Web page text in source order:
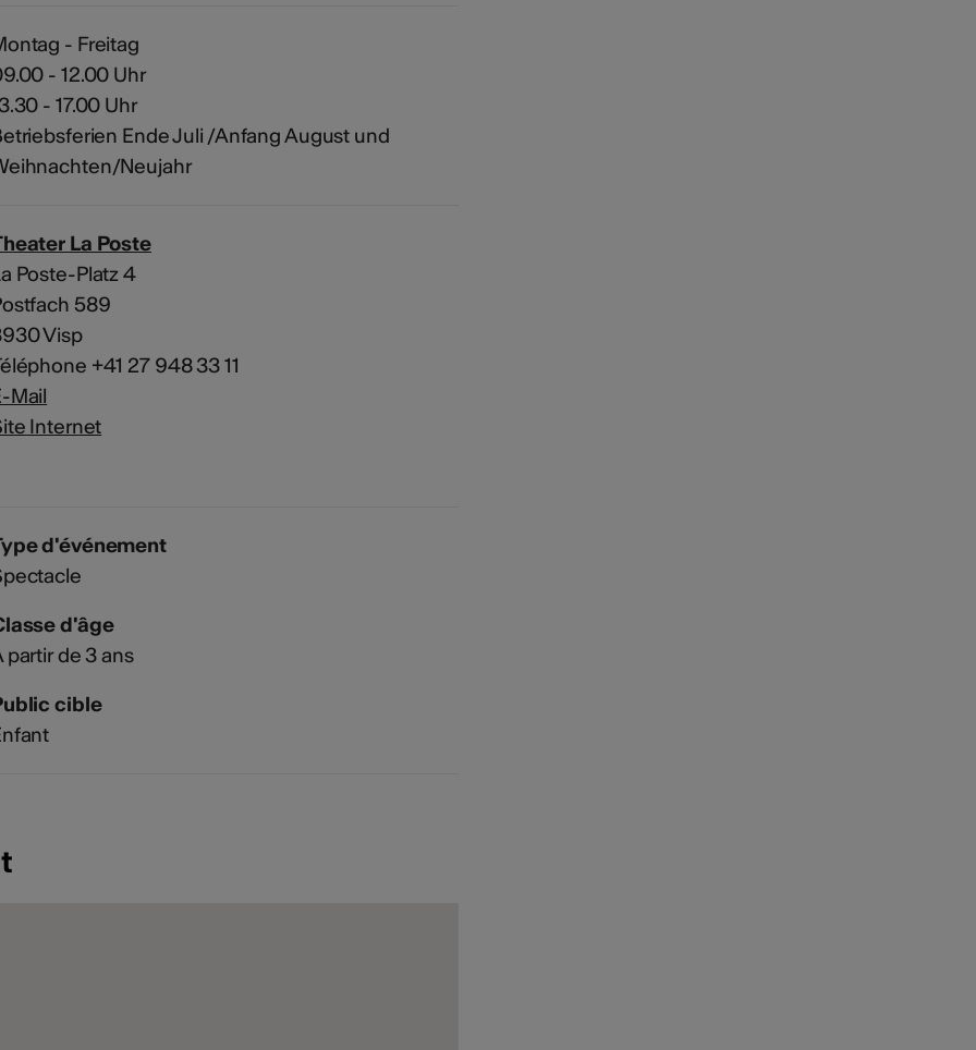
- Freitag
- 12.00 Uhr
- 17.00 Uhr
Ende Juli /Anfang August und
Neujahr
La Poste
Poste-Platz 4
589
Visp
+41 27 948 33 11
Mail
Internet
d'événement
d'âge
partir de 3 ans
cible